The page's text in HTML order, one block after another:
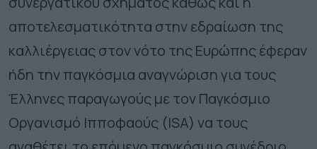
αποτελεσματικότητα στην εδραίωση της
καλλιέργειας στον νότο της Ευρώπης έφεραν
ήδη την παγκόσμια αναγνώριση για τους
Έλληνες παραγωγούς με τον Παγκόσμιο
Οργανισμό Ιπποφαούς (ISA) να τους